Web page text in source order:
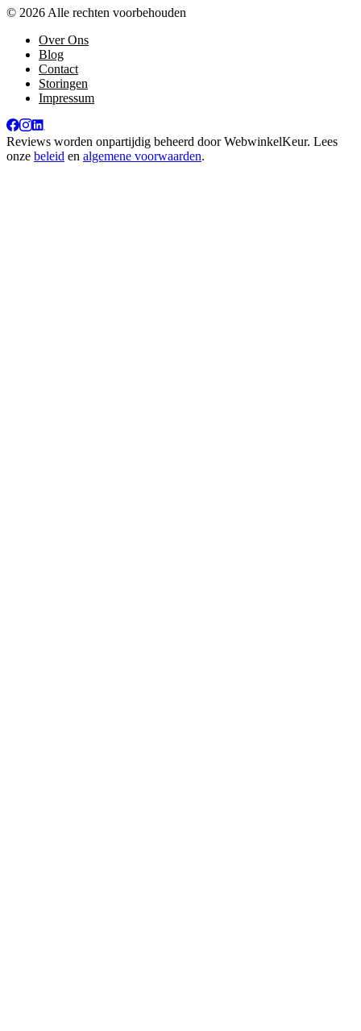
© 2026 Alle rechten voorbehouden
Over Ons
Blog
Contact
Storingen
Impressum
Reviews worden onpartijdig beheerd doorWebwinkelKeur. Lees
onze beleid en algemene voorwaarden.